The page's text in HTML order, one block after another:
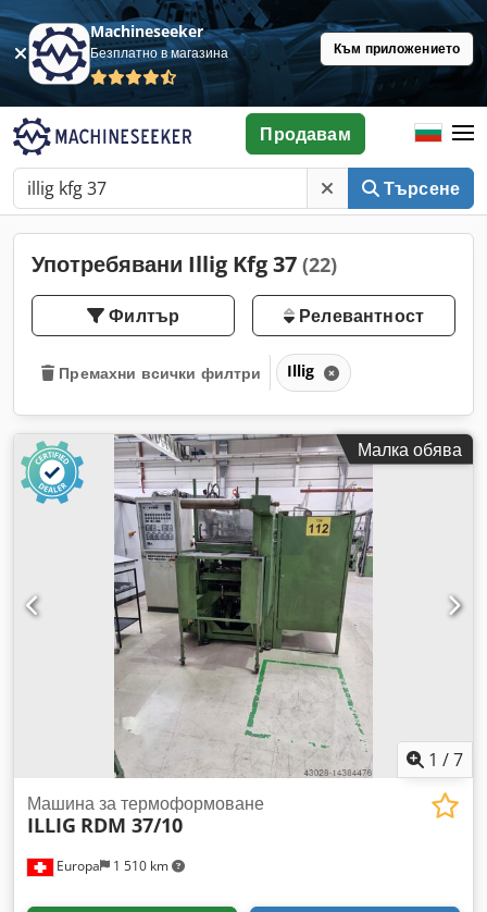
Machineseeker
Безплатно в магазина Към приложението
Търсене
Продавам
Употребявани Illig Kfg 37 (22)
Филтър Релевантност
Премахни всички филтри Illig
Малка обява
1 /7
Europa 1 510 km
Машина за термоформоване
ILLIG RDM 37/10